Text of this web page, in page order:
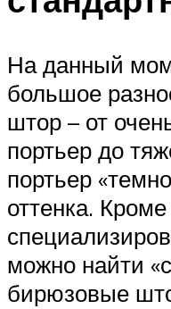
На данный
большое
штор – от
портьер до
портьер
оттенка.
можно найти
бирюзовые